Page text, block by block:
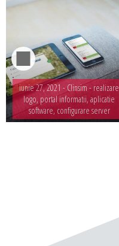
iunie 27, 2021 - Clinsim - realizare
logo, portal informatii, aplicatie
software, configurare server